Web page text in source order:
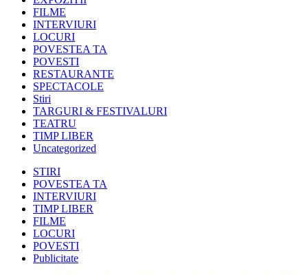
FILME
INTERVIURI
LOCURI
POVESTEA TA
POVESTI
RESTAURANTE
SPECTACOLE
Stiri
TARGURI & FESTIVALURI
TEATRU
TIMP LIBER
Uncategorized
STIRI
POVESTEA TA
INTERVIURI
TIMP LIBER
FILME
LOCURI
POVESTI
Publicitate